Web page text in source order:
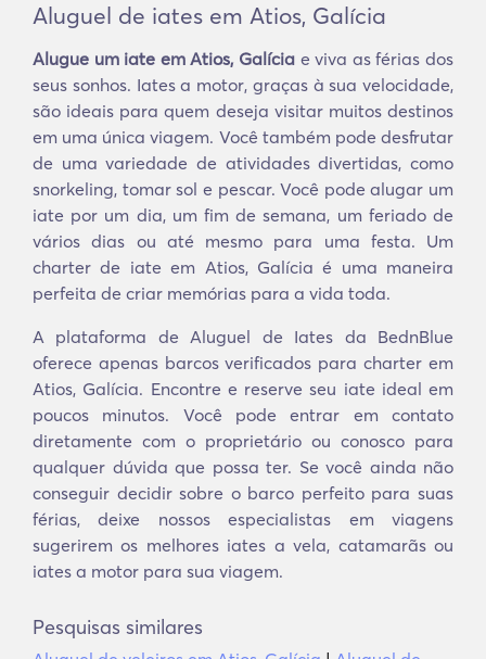
Aluguel de iates em Atios, Galícia
Alugue um iate em Atios, Galícia e viva as férias dos
seus sonhos. Iates a motor, graças à sua velocidade,
são ideais para quem deseja visitar muitos destinos
em uma única viagem. Você também pode desfrutar
de uma variedade de atividades divertidas, como
snorkeling, tomar sol e pescar. Você pode alugar um
iate por um dia, um fim de semana, um feriado de
vários dias ou até mesmo para uma festa. Um
charter de iate em Atios, Galícia é uma maneira
perfeita de criar memórias para a vida toda.
A plataforma de Aluguel de Iates da BednBlue
oferece apenas barcos verificados para charter em
Atios, Galícia. Encontre e reserve seu iate ideal em
poucos minutos. Você pode entrar em contato
diretamente com o proprietário ou conosco para
qualquer dúvida que possa ter. Se você ainda não
conseguir decidir sobre o barco perfeito para suas
férias, deixe nossos especialistas em viagens
sugerirem os melhores iates a vela, catamarãs ou
iates a motor para sua viagem.
Pesquisas similares